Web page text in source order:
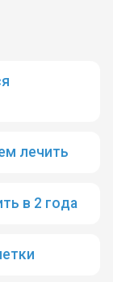
лечить
в 2 года